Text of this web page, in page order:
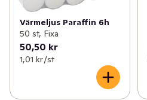
Värmeljus Paraffin 6h
50 st, Fixa
50,50 kr
1,01 kr /st